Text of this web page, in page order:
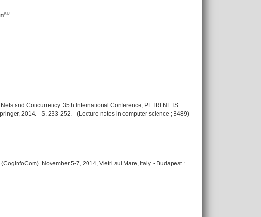
:
and Concurrency. 35th International Conference, PETRI NETS
2014. - S. 233-252. - (Lecture notes in computer science ; 8489)
November 5-7, 2014, Vietri sul Mare, Italy. - Budapest :